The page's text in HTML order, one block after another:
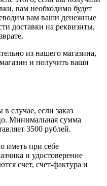
вам необходимо будет
вам ваши денежные
доставки на реквизиты,
из нашего магазина,
и получить ваши
случае, если заказ
Минимальная сумма
3500 рублей.
иметь при себе
и удостоверение
счет, счет-фактура и